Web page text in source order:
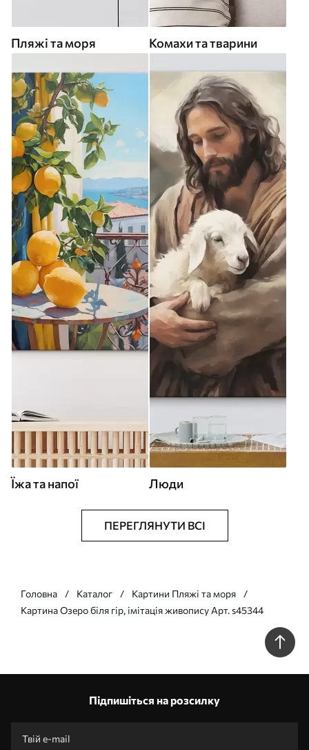
Пляжі та моря Комахи та тварини
Їжа та напої Люди
ПЕРЕГЛЯНУТИ ВСІ
Головна Каталог
Картини Пляжі та моря
Картина Озеро біля гір, імітація живопису Арт. s45344
Підпишіться на розсилку